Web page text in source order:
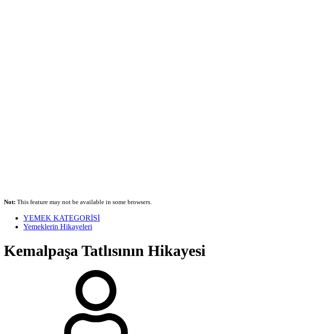
Not: This feature may not be available in some browsers.
YEMEK KATEGORİSİ
Yemeklerin Hikayeleri
Kemalpaşa Tatlısının Hikayesi